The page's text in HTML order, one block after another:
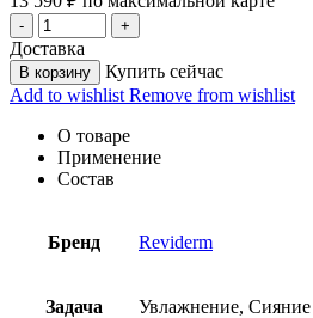
Доставка
В корзину
Купить сейчас
Add to wishlist Remove from wishlist
О товаре
Применение
Состав
Бренд Reviderm
Задача Увлажнение, Сияние